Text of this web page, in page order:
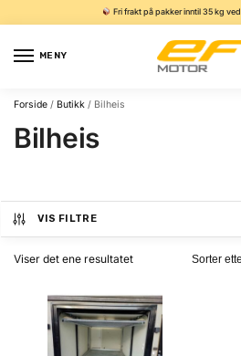
Fri frakt på pakker inntil 35 kg
MENY
Forside / Butikk / Bilheis
Bilheis
VIS FILTRE
Viser det ene resultatet